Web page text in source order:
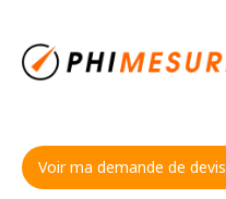
Voir ma demande de devis